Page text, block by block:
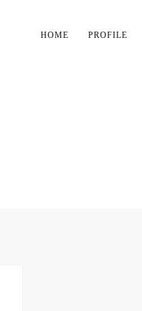
HOME PROFILE